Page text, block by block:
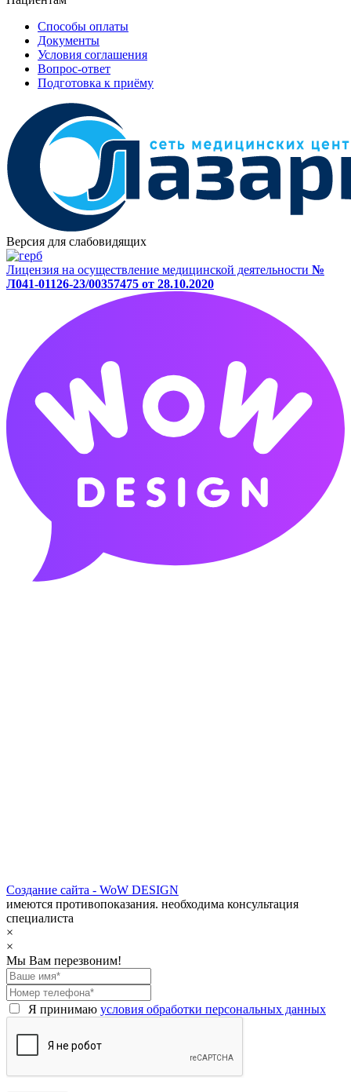
Способы оплаты
Документы
Условия соглашения
Вопрос-ответ
Подготовка к приёму
Версия для слабовидящих
Лицензия на осуществление медицинской деятельности №
Л041-01126-23/00357475 от 28.10.2020
Создание сайта - WoW DESIGN
имеются противопоказания. необходима консультация
специалиста
×
×
Мы Вам перезвоним!
Я принимаю условия обработки персональных данных